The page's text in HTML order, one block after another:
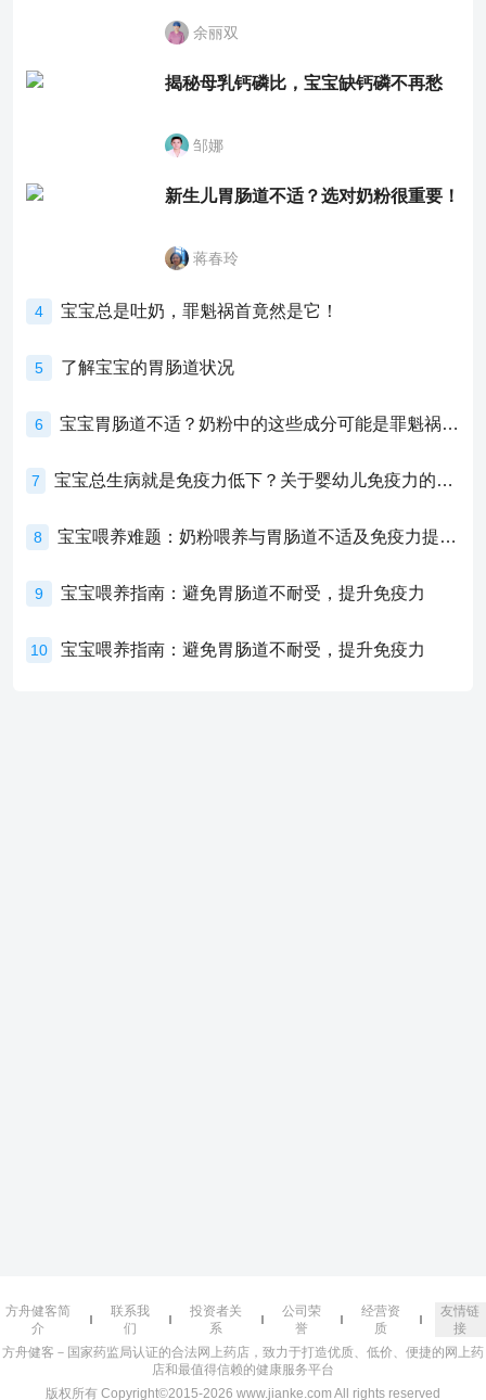
余丽双
揭秘母乳钙磷比，宝宝缺钙磷不再愁
邹娜
新生儿胃肠道不适？选对奶粉很重要！
蒋春玲
4 宝宝总是吐奶，罪魁祸首竟然是它！
5 了解宝宝的胃肠道状况
6 宝宝胃肠道不适？奶粉中的这些成分可能是罪魁祸首！
7 宝宝总生病就是免疫力低下？关于婴幼儿免疫力的真相，家长必须了解！
8 宝宝喂养难题：奶粉喂养与胃肠道不适及免疫力提升的奥秘
9 宝宝喂养指南：避免胃肠道不耐受，提升免疫力
10 宝宝喂养指南：避免胃肠道不耐受，提升免疫力
方舟健客简
介
联系我
们
投资者关
系
公司荣
誉
经营资
质
友情链
接
方舟健客－国家药监局认证的合法网上药店，致力于打造优质、低价、便捷的网上药
店和最值得信赖的健康服务平台
版权所有 Copyright©2015-2026 www.jianke.com All rights reserved